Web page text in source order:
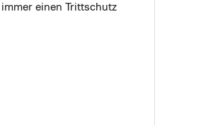
einen Trittschutz